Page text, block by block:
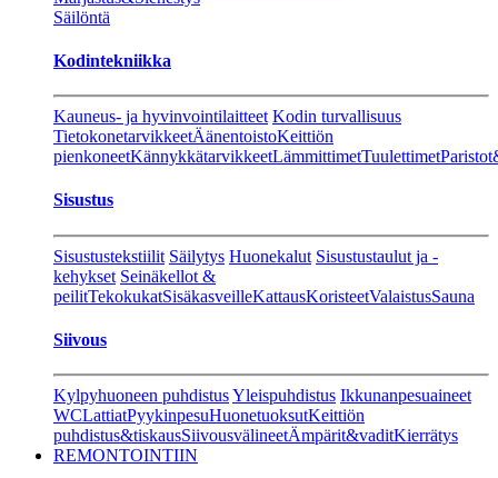
Säilöntä
Kodintekniikka
Kauneus- ja hyvinvointilaitteet Kodin turvallisuus
TietokonetarvikkeetÄänentoistoKeittiön
pienkoneetKännykkätarvikkeetLämmittimetTuulettimet
Sisustus
Sisustustekstiilit Säilytys Huonekalut Sisustustaulut ja -
kehykset Seinäkellot &
peilitTekokukatSisäkasveilleKattausKoristeetValaistusSauna
Siivous
Kylpyhuoneen puhdistusYleispuhdistus Ikkunanpesuaineet
WCLattiatPyykinpesuHuonetuoksutKeittiön
puhdistus&tiskausSiivousvälineetÄmpärit&vaditKierrätys
REMONTOINTIIN